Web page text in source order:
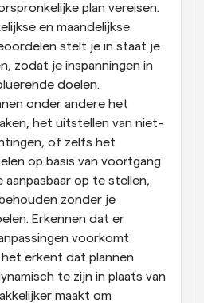
plan vereisen.
en maandelijkse
stelt je in staat je
zodat je inspanningen in
doelen.
onder andere het
het uitstellen van niet-
of zelfs het
op basis van voortgang
op te stellen,
zonder je
Erkennen dat er
voorkomt
erkent dat plannen
te zijn in plaats van
maakt om